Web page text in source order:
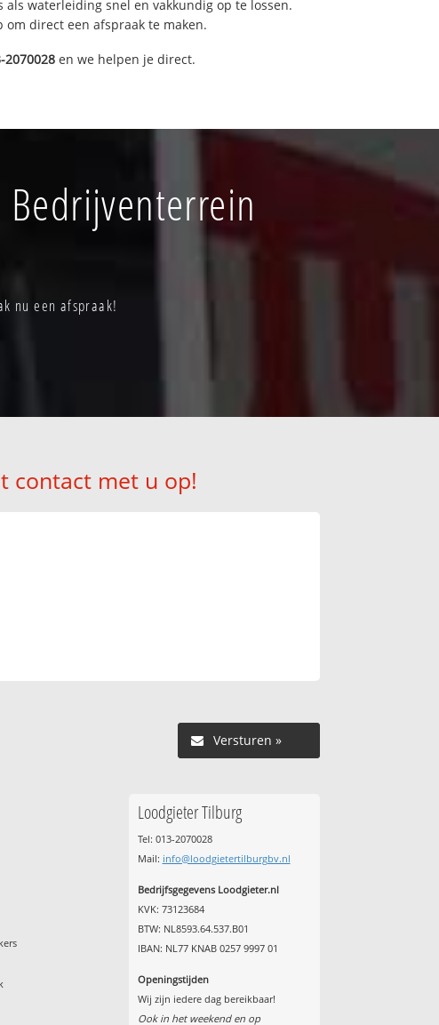
als waterleiding snel en vakkundig op te lossen.
om direct een afspraak te maken.
2070028 en we helpen je direct.
nu een afspraak!
contact met u op!
Versturen »
Loodgieter Tilburg
Tel: 013-2070028
Mail: info@loodgietertilburgbv.nl
Bedrijfsgegevens Loodgieter.nl
KVK: 73123684
BTW: NL8593.64.537.B01
IBAN: NL77 KNAB 0257 9997 01
Openingstijden
Wij zijn iedere dag bereikbaar!
Ook in het weekend en op